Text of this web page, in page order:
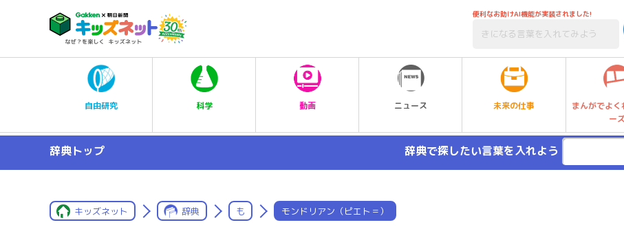
便利なお助けAI機能が実装されました!
自由研究 科学 動画 ニュース 未来の仕事
まんがでよく
ー
辞典トップ 辞典で探したい言葉を入れよう
キッズネット 辞典 も モンドリアン（ピエト＝）